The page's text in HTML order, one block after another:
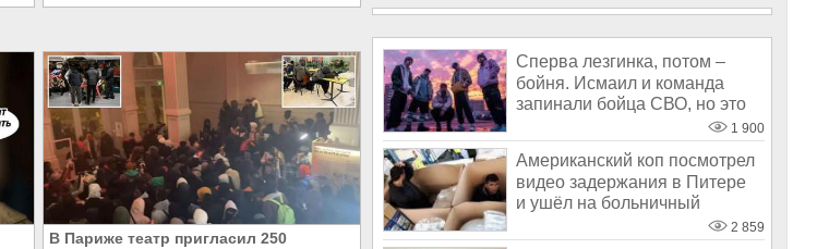
В Париже театр пригласил 250
Сперва лезгинка, потом –
бойня. Исмаил и команда
запинали бойца СВО, но это
1 900
Американский коп посмотрел
видео задержания в Питере
и ушёл на больничный
2 859